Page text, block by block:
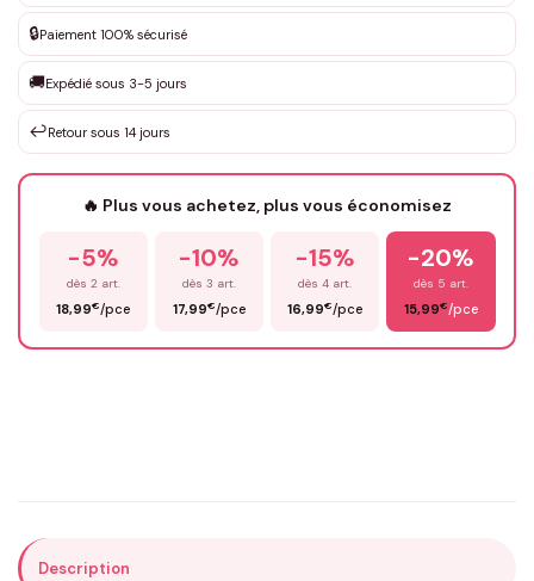
Que souhaitez-vous ?*
Votre texte / idée*
Prénom*
🔒Paiement 100% sécurisé
🚚Expédié sous 3-5 jours
↩️Retour sous 14 jours
🔥 Plus vous achetez, plus vous économisez
-5%
dès 2 art.
18,99€/pce
-10%
dès 3 art.
17,99€/pce
-15%
dès 4 art.
16,99€/pce
-20%
dès 5 art.
15,99€/pce
Description